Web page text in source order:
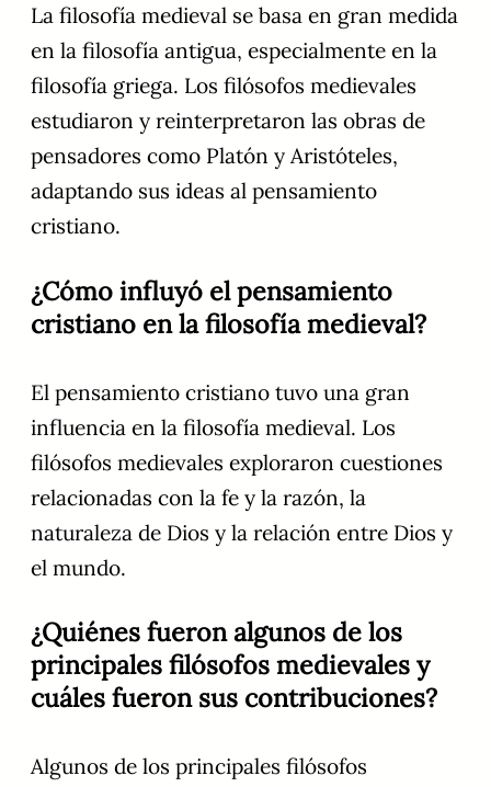
La filosofía medieval se basa en gran medida
en la filosofía antigua, especialmente en la
filosofía griega. Los filósofos medievales
estudiaron y reinterpretaron las obras de
pensadores como Platón y Aristóteles,
adaptando sus ideas al pensamiento
cristiano.
¿Cómo influyó el pensamiento
cristiano en la filosofía medieval?
El pensamiento cristiano tuvo una gran
influencia en la filosofía medieval. Los
filósofos medievales exploraron cuestiones
relacionadas con la fe y la razón, la
naturaleza de Dios y la relación entre Dios y
el mundo.
¿Quiénes fueron algunos de los
principales filósofos medievales y
cuáles fueron sus contribuciones?
Algunos de los principales filósofos